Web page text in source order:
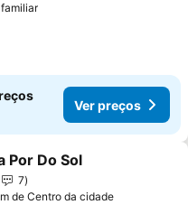
Ver preços
aos favoritos
Por Do Sol
7
de Centro da cidade